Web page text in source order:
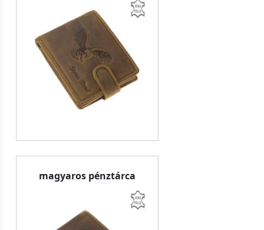
magyaros pénztárca